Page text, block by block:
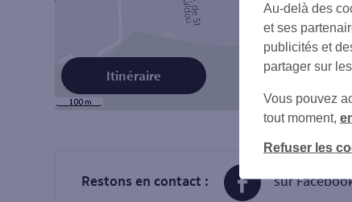
Itinéraire
Restons en contact : sur
Au-delà des
et ses
publicités et
partager sur
Vous pouvez
tout moment,
Refuser les